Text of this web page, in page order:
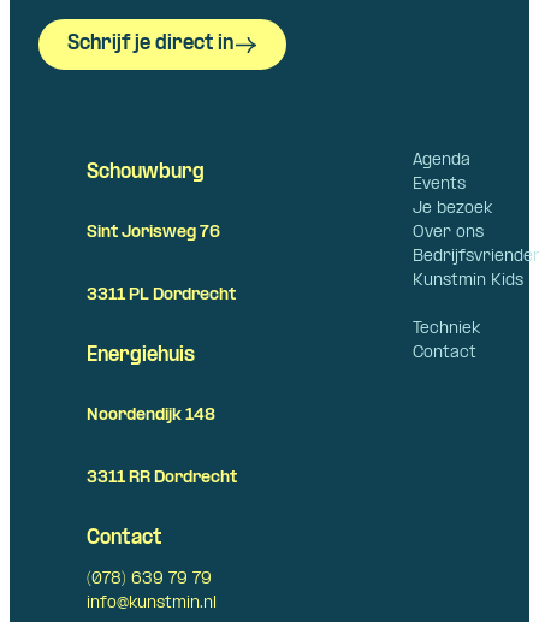
Schrijf je direct in
Agenda
Events
Je bezoek
Over ons
Kunstmin Kids
Techniek
Contact
Schouwburg
Sint Jorisweg 76
3311 PL Dordrecht
Energiehuis
Noordendijk 148
3311 RR Dordrecht
Contact
(078) 639 79 79
info@kunstmin.nl